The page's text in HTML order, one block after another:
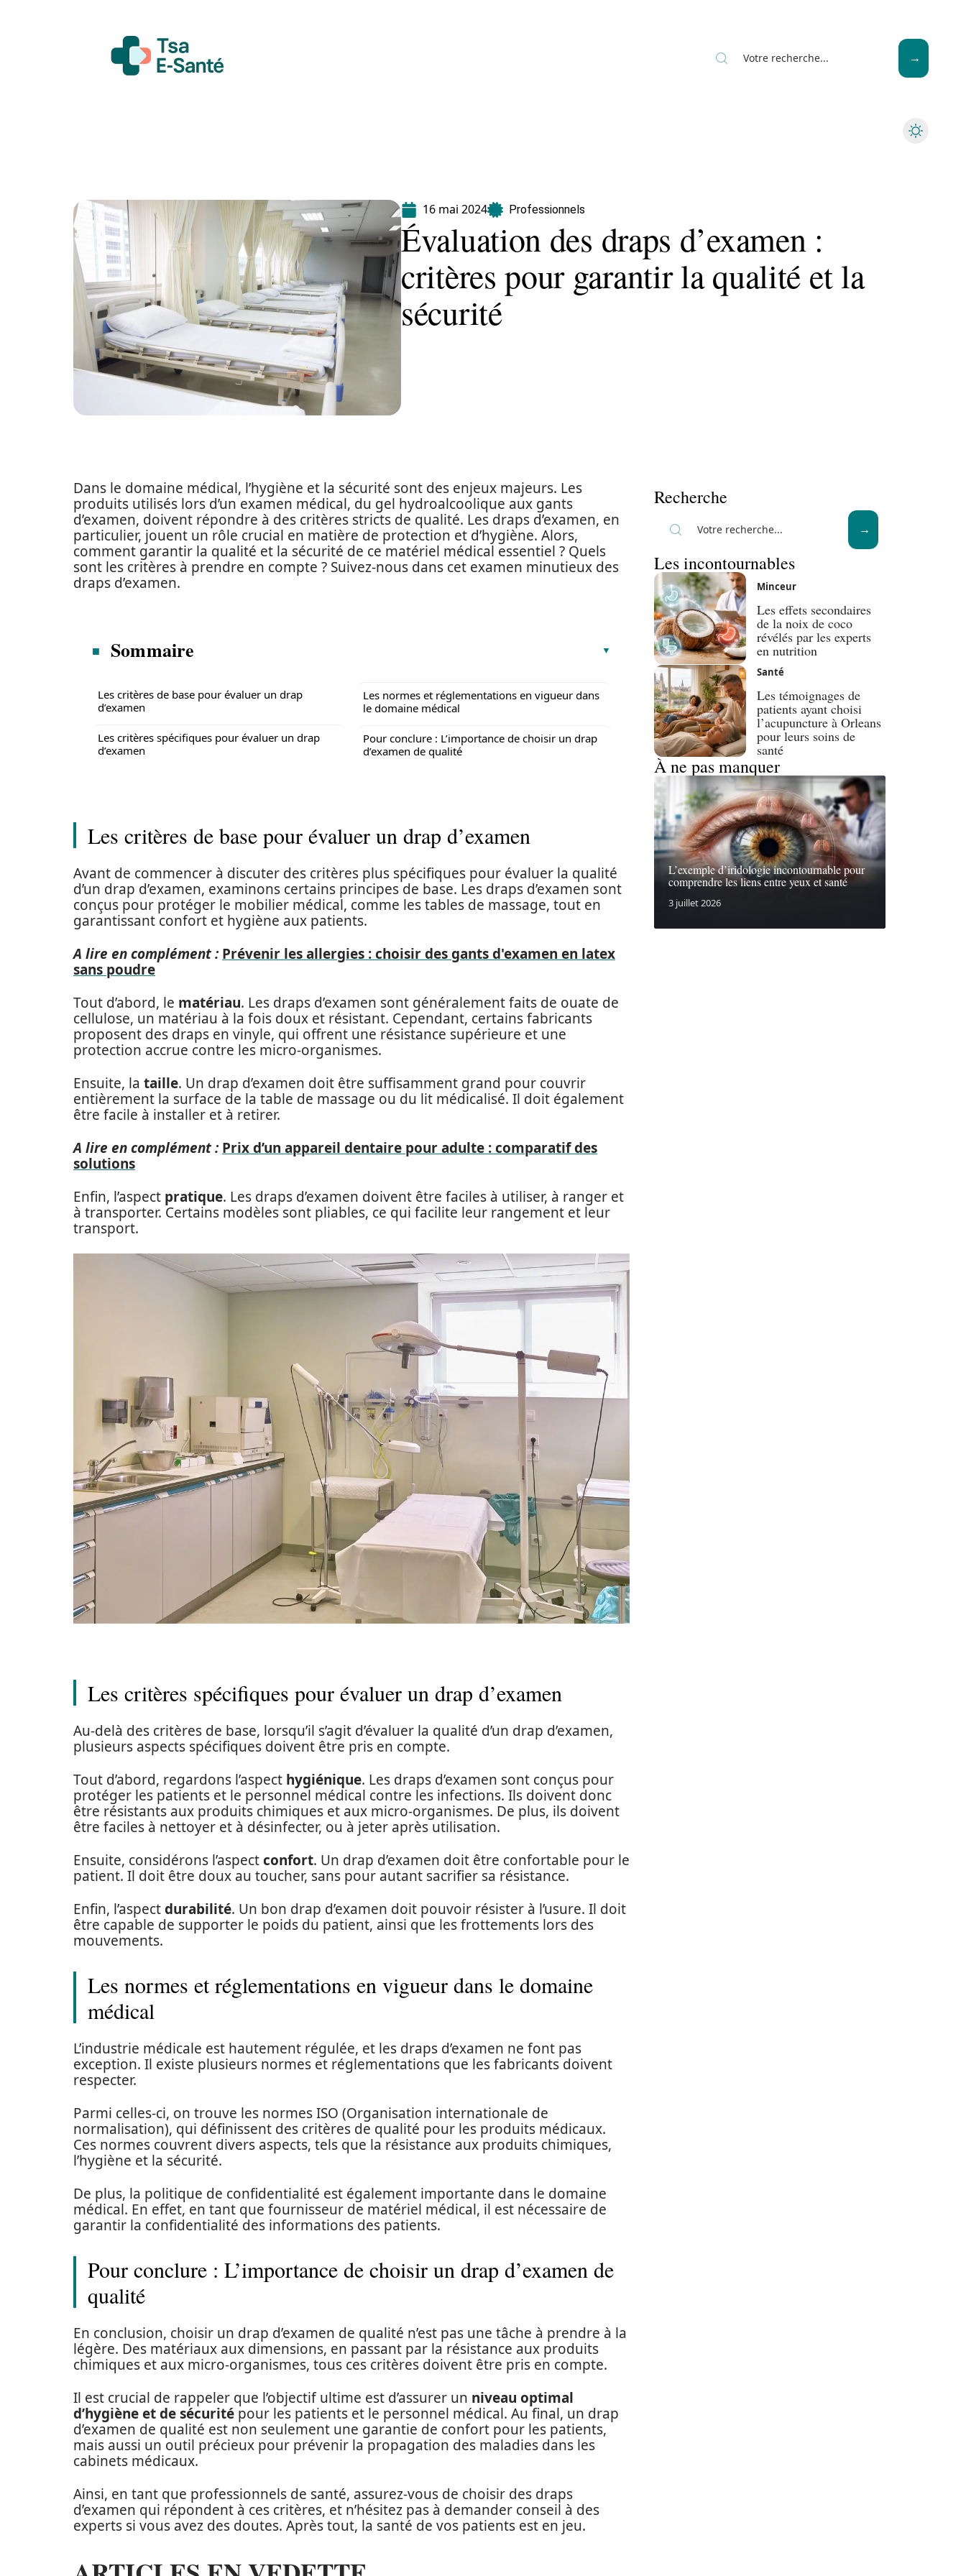
16 mai 2024 Professionnels
Évaluation des draps d’examen :
critères pour garantir la qualité et la
sécurité
Dans le domaine médical, l’hygiène et la sécurité sont des enjeux majeurs. Les
produits utilisés lors d’un examen médical, du gel hydroalcoolique aux gants
d’examen, doivent répondre à des critères stricts de qualité. Les draps d’examen, en
particulier, jouent un rôle crucial en matière de protection et d’hygiène. Alors,
comment garantir la qualité et la sécurité de ce matériel médical essentiel ? Quels
sont les critères à prendre en compte ? Suivez-nous dans cet examen minutieux des
draps d’examen.
Sommaire
Les critères de base pour évaluer un drap
d’examen
Les critères spécifiques pour évaluer un drap
d’examen
Les normes et réglementations en vigueur dans
le domaine médical
Pour conclure : L’importance de choisir un drap
d’examen de qualité
Les critères de base pour évaluer un drap d’examen
Avant de commencer à discuter des critères plus spécifiques pour évaluer la qualité
d’un drap d’examen, examinons certains principes de base. Les draps d’examen sont
conçus pour protéger le mobilier médical, comme les tables de massage, tout en
garantissant confort et hygiène aux patients.
A lire en complément : Prévenir les allergies : choisir des gants d'examen en latex
sans poudre
Tout d’abord, le matériau. Les draps d’examen sont généralement faits de ouate de
cellulose, un matériau à la fois doux et résistant. Cependant, certains fabricants
proposent des draps en vinyle, qui offrent une résistance supérieure et une
protection accrue contre les micro-organismes.
Ensuite, la taille. Un drap d’examen doit être suffisamment grand pour couvrir
entièrement la surface de la table de massage ou du lit médicalisé. Il doit également
être facile à installer et à retirer.
A lire en complément : Prix d’un appareil dentaire pour adulte : comparatif des
solutions
Enfin, l’aspect pratique. Les draps d’examen doivent être faciles à utiliser, à ranger et
à transporter. Certains modèles sont pliables, ce qui facilite leur rangement et leur
transport.
Les critères spécifiques pour évaluer un drap d’examen
Au-delà des critères de base, lorsqu’il s’agit d’évaluer la qualité d’un drap d’examen,
plusieurs aspects spécifiques doivent être pris en compte.
Tout d’abord, regardons l’aspect hygiénique. Les draps d’examen sont conçus pour
protéger les patients et le personnel médical contre les infections. Ils doivent donc
être résistants aux produits chimiques et aux micro-organismes. De plus, ils doivent
être faciles à nettoyer et à désinfecter, ou à jeter après utilisation.
Ensuite, considérons l’aspectconfort. Un drap d’examen doit être confortable pour le
patient. Il doit être doux au toucher, sans pour autant sacrifier sa résistance.
Enfin, l’aspectdurabilité. Un bon drap d’examen doit pouvoir résister à l’usure. Il doit
être capable de supporter le poids du patient, ainsi que les frottements lors des
mouvements.
Les normes et réglementations en vigueur dans le domaine
médical
L’industrie médicale est hautement régulée, et les draps d’examen ne font pas
exception. Il existe plusieurs normes et réglementations que les fabricants doivent
respecter.
Parmi celles-ci, on trouve les normes ISO (Organisation internationale de
normalisation), qui définissent des critères de qualité pour les produits médicaux.
Ces normes couvrent divers aspects, tels que la résistance aux produits chimiques,
l’hygiène et la sécurité.
De plus, la politique de confidentialité est également importante dans le domaine
médical. En effet, en tant que fournisseur de matériel médical, il est nécessaire de
garantir la confidentialité des informations des patients.
Pour conclure : L’importance de choisir un drap d’examen de
qualité
En conclusion, choisir un drap d’examen de qualité n’est pas une tâche à prendre à la
légère. Des matériaux aux dimensions, en passant par la résistance aux produits
chimiques et aux micro-organismes, tous ces critères doivent être pris en compte.
Il est crucial de rappeler que l’objectif ultime est d’assurer un niveau optimal
d’hygiène et de sécurité pour les patients et le personnel médical. Au final, un drap
d’examen de qualité est non seulement une garantie de confort pour les patients,
mais aussi un outil précieux pour prévenir la propagation des maladies dans les
cabinets médicaux.
Ainsi, en tant que professionnels de santé, assurez-vous de choisir des draps
d’examen qui répondent à ces critères, et n’hésitez pas à demander conseil à des
experts si vous avez des doutes. Après tout, la santé de vos patients est en jeu.
Recherche
Les incontournables
Minceur
Les effets secondaires
de la noix de coco
révélés par les experts
en nutrition
Santé
Les témoignages de
patients ayant choisi
l’acupuncture à Orleans
pour leurs soins de
santé
À ne pas manquer
L’exemple d’iridologie incontournable pour
comprendre les liens entre yeux et santé
3 juillet 2026